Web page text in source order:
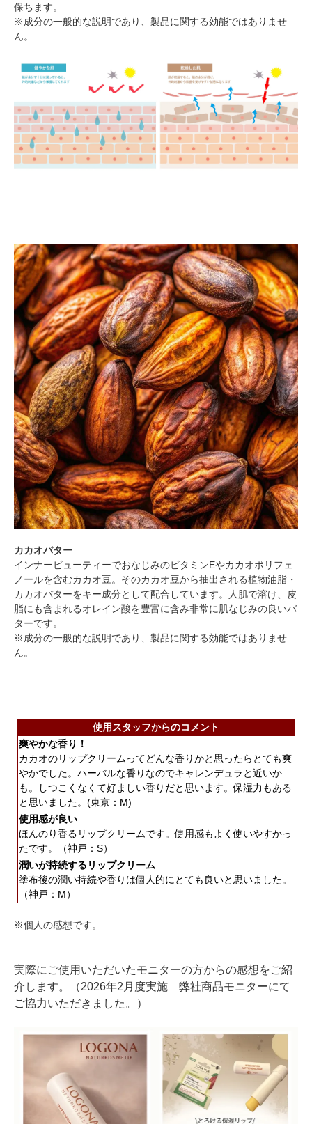
保ちます。
※成分の一般的な説明であり、製品に関する効能ではありませ
ん。
カカオバター
インナービューティーでおなじみのビタミンEやカカオポリフェ
ノールを含むカカオ豆。そのカカオ豆から抽出される植物油脂・
カカオバターをキー成分として配合しています。人肌で溶け、皮
脂にも含まれるオレイン酸を豊富に含み非常に肌なじみの良いバ
ターです。
※成分の一般的な説明であり、製品に関する効能ではありませ
ん。
使用スタッフからのコメント
爽やかな香り！
カカオのリップクリームってどんな香りかと思ったらとても爽
やかでした。ハーバルな香りなのでキャレンデュラと近いか
も。しつこくなくて好ましい香りだと思います。保湿力もある
と思いました。(東京：M)
使用感が良い
ほんのり香るリップクリームです。使用感もよく使いやすかっ
たです。（神戸：S）
潤いが持続するリップクリーム
塗布後の潤い持続や香りは個人的にとても良いと思いました。
（神戸：M）
※個人の感想です。
実際にご使用いただいたモニターの方からの感想をご紹
介します。（2026年2月度実施 弊社商品モニターにて
ご協力いただきました。）